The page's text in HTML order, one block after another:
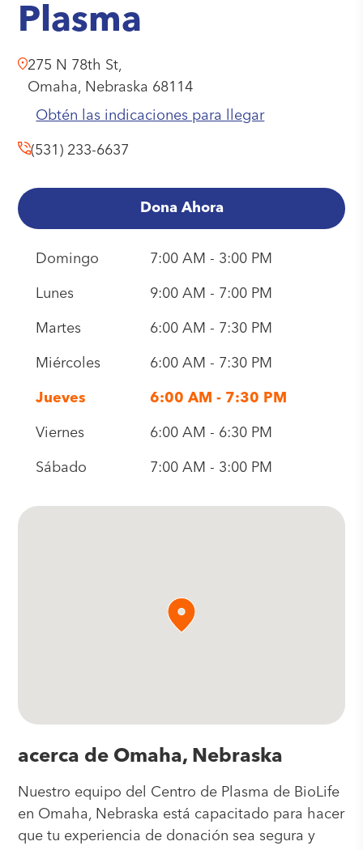
Plasma
275 N 78th St,
Omaha, Nebraska 68114
Obtén las indicaciones para llegar
(531) 233-6637
Dona Ahora
Domingo 7:00 AM - 3:00 PM
Lunes 9:00 AM - 7:00 PM
Martes 6:00 AM - 7:30 PM
Miércoles 6:00 AM - 7:30 PM
Jueves 6:00 AM - 7:30 PM
Viernes 6:00 AM - 6:30 PM
Sábado 7:00 AM - 3:00 PM
acerca de Omaha, Nebraska
Nuestro equipo del Centro de Plasma de BioLife
en Omaha, Nebraska está capacitado para hacer
que tu experiencia de donación sea segura y